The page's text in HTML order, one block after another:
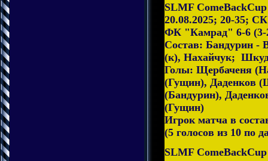
SLMF
20.08.2025; 20-35;
ФК "Камрад" 6-6 (3-
Состав: Бандурин -
(к), Нахайчук;
Голы: Щербаченя
(Гущин), Даденков
(Бандурин),
(Гущин)
Игрок матча в
(5 голосов из 10 по
SLMF